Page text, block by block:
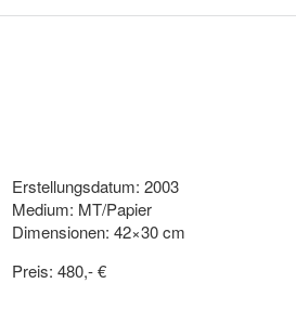
Erstellungsdatum: 2003
Medium: MT/Papier
Dimensionen: 42×30 cm
Preis: 480,- €